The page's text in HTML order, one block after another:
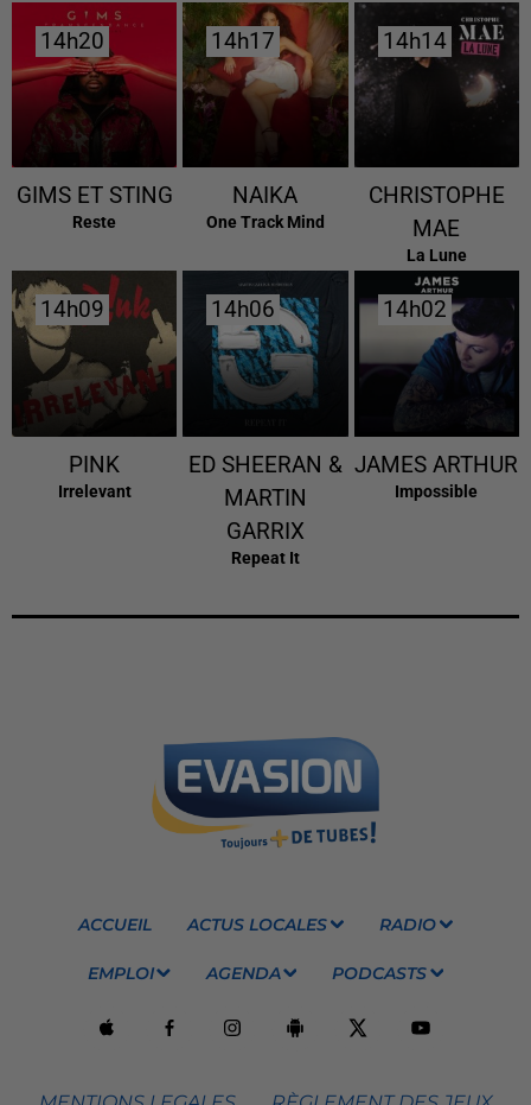
14h20
14h20
GIMS ET STING
Reste
14h17
14h17
NAIKA
One Track Mind
14h14
14h14
CHRISTOPHE
MAE
La Lune
14h09
14h09
PINK
Irrelevant
14h06
14h06
ED SHEERAN &
MARTIN
GARRIX
Repeat It
14h02
14h02
JAMES ARTHUR
Impossible
ACCUEIL ACTUS LOCALES RADIO
EMPLOI AGENDA PODCASTS